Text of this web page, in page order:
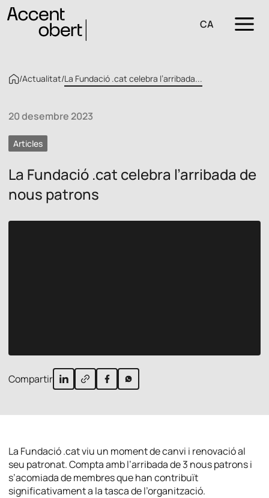
CA
/Actualitat/La Fundació .cat celebra l’arribada...
20 desembre 2023
Articles
La Fundació .cat celebra l’arribada de
nous patrons
Compartir
La Fundació .cat viu un moment de canvi i renovació al
seu patronat. Compta amb l’arribada de 3 nous patrons i
s’acomiada de membres que han contribuït
significativament a la tasca de l’organització.